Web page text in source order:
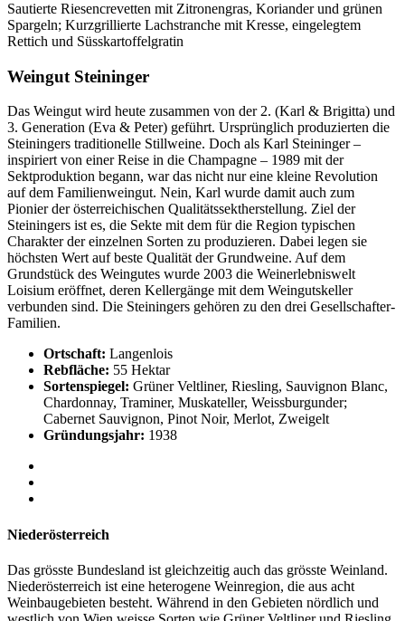
Sautierte Riesencrevetten mit Zitronengras, Koriander und grünen
Spargeln; Kurzgrillierte Lachstranche mit Kresse, eingelegtem
Rettich und Süsskartoffelgratin
Weingut Steininger
Das Weingut wird heute zusammen von der 2. (Karl & Brigitta) und
3. Generation (Eva & Peter) geführt. Ursprünglich produzierten die
Steiningers traditionelle Stillweine. Doch als Karl Steininger –
inspiriert von einer Reise in die Champagne – 1989 mit der
Sektproduktion begann, war das nicht nur eine kleine Revolution
auf dem Familienweingut. Nein, Karl wurde damit auch zum
Pionier der österreichischen Qualitätssektherstellung. Ziel der
Steiningers ist es, die Sekte mit dem für die Region typischen
Charakter der einzelnen Sorten zu produzieren. Dabei legen sie
höchsten Wert auf beste Qualität der Grundweine. Auf dem
Grundstück des Weingutes wurde 2003 die Weinerlebniswelt
Loisium eröffnet, deren Kellergänge mit dem Weingutskeller
verbunden sind. Die Steiningers gehören zu den drei Gesellschafter-
Familien.
Ortschaft: Langenlois
Rebfläche: 55 Hektar
Sortenspiegel: Grüner Veltliner, Riesling, Sauvignon Blanc,
Chardonnay, Traminer, Muskateller, Weissburgunder;
Cabernet Sauvignon, Pinot Noir, Merlot, Zweigelt
Gründungsjahr: 1938
Niederösterreich
Das grösste Bundesland ist gleichzeitig auch das grösste Weinland.
Niederösterreich ist eine heterogene Weinregion, die aus acht
Weinbaugebieten besteht. Während in den Gebieten nördlich und